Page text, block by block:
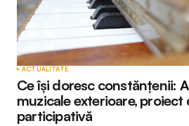
ACTUALITATE
Ce își doresc constănțenii:
muzicale exterioare,
participativă